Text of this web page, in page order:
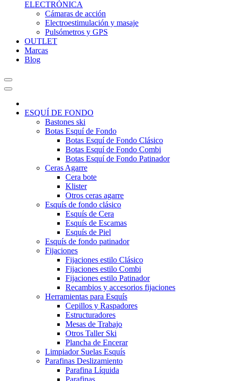
ELECTRÓNICA
Cámaras de acción
Electroestimulación y masaje
Pulsómetros y GPS
OUTLET
Marcas
Blog
ESQUÍ DE FONDO
Bastones ski
Botas Esquí de Fondo
Botas Esquí de Fondo Clásico
Botas Esquí de Fondo Combi
Botas Esquí de Fondo Patinador
Ceras Agarre
Cera bote
Klister
Otros ceras agarre
Esquís de fondo clásico
Esquís de Cera
Esquís de Escamas
Esquís de Piel
Esquís de fondo patinador
Fijaciones
Fijaciones estilo Clásico
Fijaciones estilo Combi
Fijaciones estilo Patinador
Recambios y accesorios fijaciones
Herramientas para Esquís
Cepillos y Raspadores
Estructuradores
Mesas de Trabajo
Otros Taller Ski
Plancha de Encerar
Limpiador Suelas Esquís
Parafinas Deslizamiento
Parafina Líquida
Parafinas